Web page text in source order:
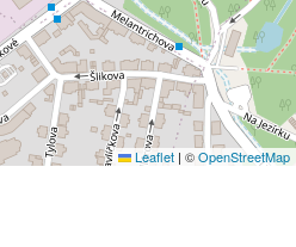
Leaflet | ©OpenStreetMap